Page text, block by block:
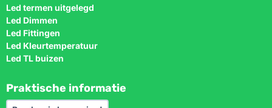
Led termen uitgelegd
Led Dimmen
Led Fittingen
Led Kleurtemperatuur
Led TL buizen
Praktische informatie